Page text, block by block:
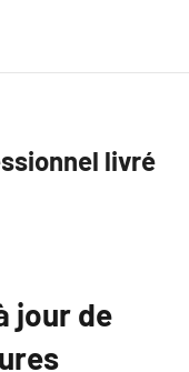
livré
jour de